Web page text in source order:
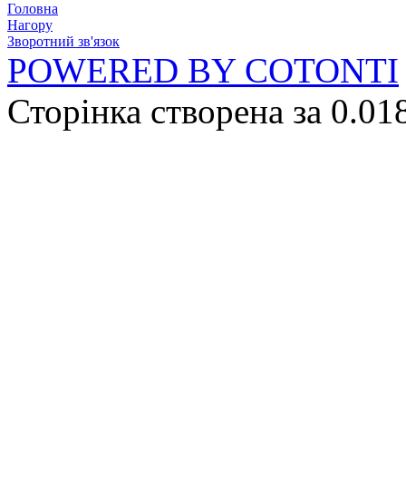
Головна
Нагору
Зворотний зв'язок
POWERED BY COTONTI
Сторінка створена за